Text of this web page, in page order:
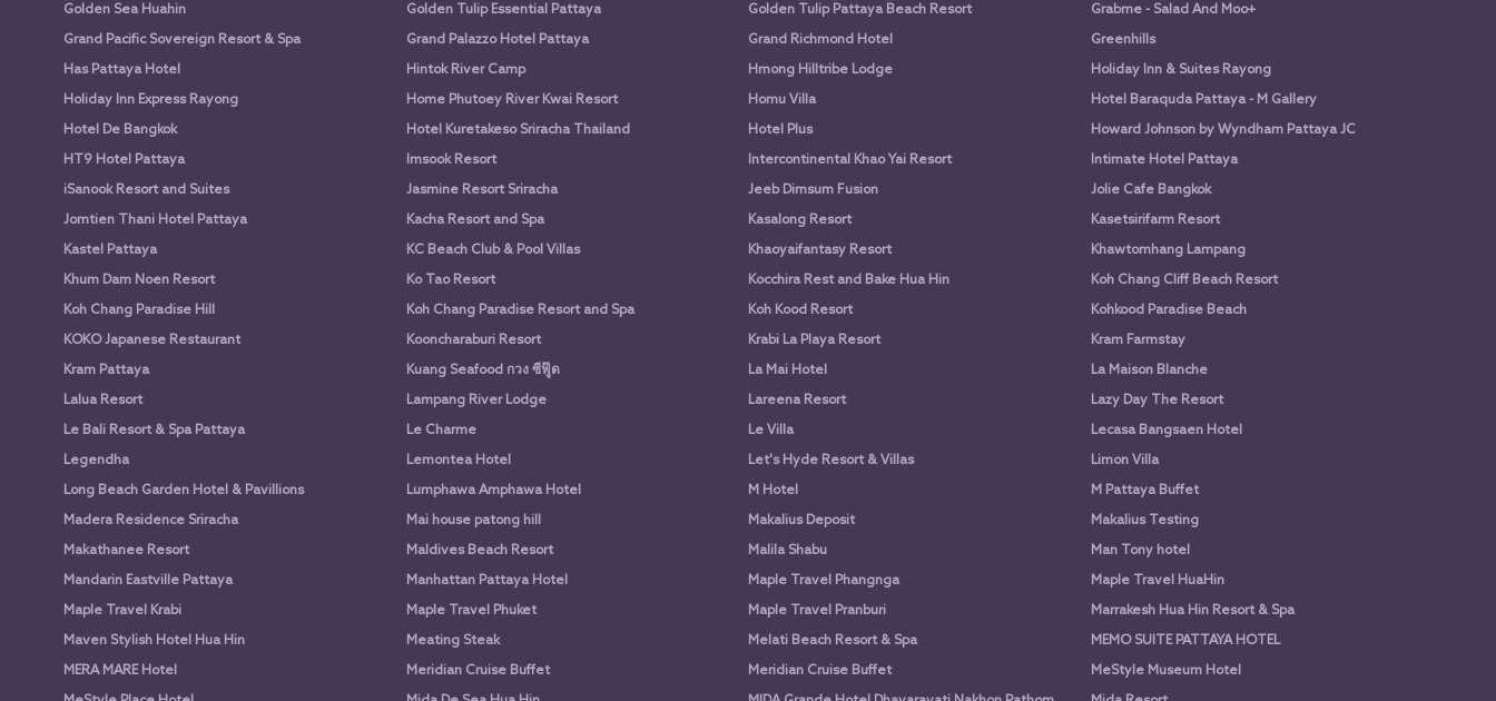
Golden Sea Huahin
Golden Tulip Essential Pattaya Golden Tulip Pattaya Beach Resort
Grabme - Salad And Moo+
Grand Pacific Sovereign Resort & Spa
Grand Palazzo Hotel Pattaya Grand Richmond Hotel
Greenhills
Has Pattaya Hotel
Hintok River Camp Hmong Hilltribe Lodge
Holiday Inn & Suites Rayong
Holiday Inn Express Rayong
Home Phutoey River Kwai Resort Homu Villa
Hotel Baraquda Pattaya - M Gallery
Hotel De Bangkok
Hotel Kuretakeso Sriracha Thailand Hotel Plus
Howard Johnson by Wyndham Pattaya JC
HT9 Hotel Pattaya
Imsook Resort Intercontinental Khao Yai Resort
Intimate Hotel Pattaya
iSanook Resort and Suites
Jasmine Resort Sriracha Jeeb Dimsum Fusion
Jolie Cafe Bangkok
Jomtien Thani Hotel Pattaya
Kacha Resort and Spa Kasalong Resort
Kasetsirifarm Resort
Kastel Pattaya
KC Beach Club & Pool Villas Khaoyaifantasy Resort
Khawtomhang Lampang
Khum Dam Noen Resort
Ko Tao Resort Kocchira Rest and Bake Hua Hin
Koh Chang Cliff Beach Resort
Koh Chang Paradise Hill
Koh Chang Paradise Resort and Spa Koh Kood Resort
Kohkood Paradise Beach
KOKO Japanese Restaurant
Kooncharaburi Resort Krabi La Playa Resort
Kram Farmstay
Kram Pattaya
Kuang Seafood กวง ซีฟู๊ด La Mai Hotel
La Maison Blanche
Lalua Resort
Lampang River Lodge Lareena Resort
Lazy Day The Resort
Le Bali Resort & Spa Pattaya
Le Charme Le Villa
Lecasa Bangsaen Hotel
Legendha
Lemontea Hotel Let's Hyde Resort & Villas
Limon Villa
Long Beach Garden Hotel & Pavillions
Lumphawa Amphawa Hotel M Hotel
M Pattaya Buffet
Madera Residence Sriracha
Mai house patong hill Makalius Deposit
Makalius Testing
Makathanee Resort
Maldives Beach Resort Malila Shabu
Man Tony hotel
Mandarin Eastville Pattaya
Manhattan Pattaya Hotel Maple Travel Phangnga
Maple Travel HuaHin
Maple Travel Krabi
Maple Travel Phuket Maple Travel Pranburi
Marrakesh Hua Hin Resort & Spa
Maven Stylish Hotel Hua Hin
Meating Steak Melati Beach Resort & Spa
MEMO SUITE PATTAYA HOTEL
MERA MARE Hotel
Meridian Cruise Buffet Meridian Cruise Buffet
MeStyle Museum Hotel